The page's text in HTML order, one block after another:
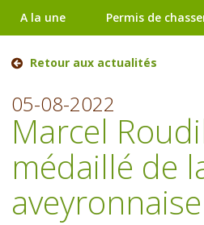
A la une Permis de
Retour aux actualités
05-08-2022
Marcel
médaillé de
aveyronnaise